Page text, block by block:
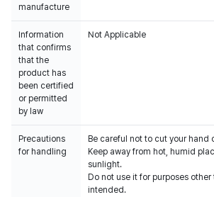
manufacture
Information
that confirms
that the
product has
been certified
or permitted
by law
Not Applicable
Precautions
for handling
Be careful not to cut your hand
Keep away from hot, humid
sunlight.
Do not use it for purposes
intended.